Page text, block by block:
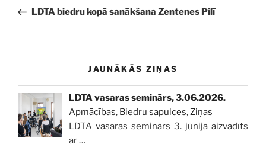
ziņa:LDTA biedru kopā sanākšana Zentenes Pilī
JAUNĀKĀS ZIŅAS
LDTA vasaras seminārs, 3.06.2026.
Apmācības, Biedru sapulces,Ziņas
LDTA vasaras seminārs 3. jūnijā aizvadīts
ar…